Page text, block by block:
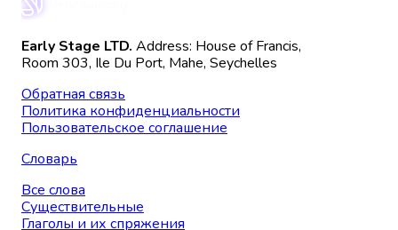
Early Stage LTD. Address: House of Francis,
Room 303, Ile Du Port, Mahe, Seychelles
Обратная связь
Политика конфиденциальности
Пользовательское соглашение
Словарь
Все слова
Существительные
Глаголы и их спряжения